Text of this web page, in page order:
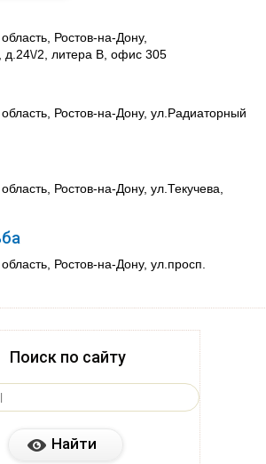
Ростов-на-Дону,
д.24\/2, литера В, офис 305
Ростов-на-Дону, ул.Радиаторный
Ростов-на-Дону, ул.Текучева,
Ростов-на-Дону, ул.просп.
Поиск по сайту